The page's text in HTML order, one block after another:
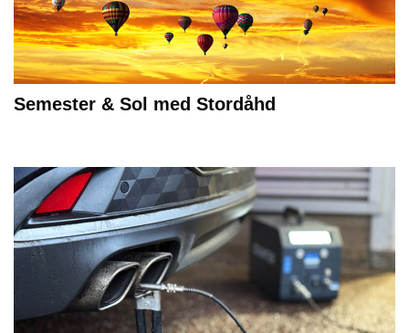
Semester & Sol med Stordåhd